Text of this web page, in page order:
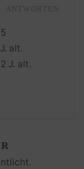
alt.
J. alt.